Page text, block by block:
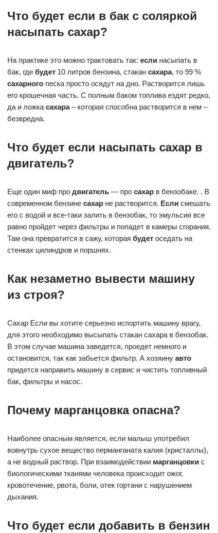
Что будет если в бак с соляркой
насыпать сахар?
На практике это можно трактовать так: если насыпать в
бак, где будет 10 литров бензина, стакан сахара, то 99 %
сахарного песка просто осядут на дно. Растворится лишь
его крошечная часть. С полным баком топлива ездят редко,
да и ложка сахара– которая способна растворится в нем –
безвредна.
Что будет если насыпать сахар в
двигатель?
Еще один миф про двигатель — про сахар в бензобаке. . В
современном бензине сахар не растворится. Если смешать
его с водой и все-таки залить в бензобак, то эмульсия все
равно пройдет через фильтры и попадет в камеры сгорания.
Там она превратится в сажу, которая будет оседать на
стенках цилиндров и поршнях.
Как незаметно вывести машину
из строя?
Сахар Если вы хотите серьезно испортить машину врагу,
для этого необходимо высыпать стакан сахара в бензобак.
В этом случае машина заведется, проедет немного и
остановится, так как забьется фильтр. А хозяину авто
придется направить машину в сервис и чистить топливный
бак, фильтры и насос.
Почему марганцовка опасна?
Наиболее опасным является, если малыш употребил
вовнутрь сухое вещество перманганата калия (кристаллы),
а не водный раствор. При взаимодействии марганцовки с
биологическими тканями человека происходит ожог,
кровотечение, рвота, боли, отек гортани с нарушением
дыхания.
Что будет если добавить в бензин